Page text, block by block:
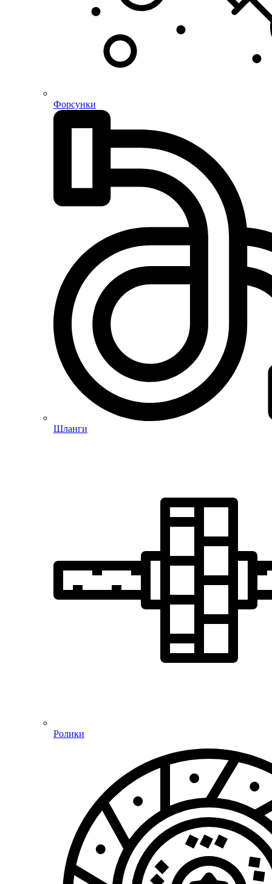
Форсунки
Шланги
Ролики